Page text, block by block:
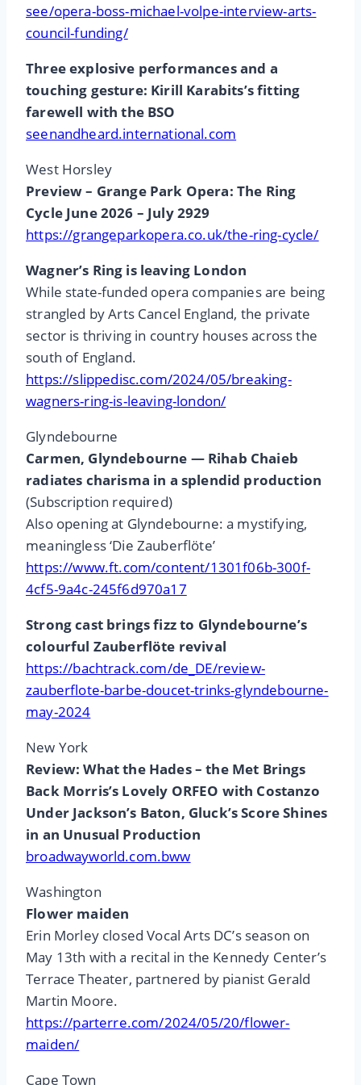
see/opera-boss-michael-volpe-interview-arts-
council-funding/
Three explosive performances and a
touching gesture: Kirill Karabits’s fitting
farewell with the BSO
seenandheard.international.com
West Horsley
Preview – Grange Park Opera: The Ring
Cycle June 2026 – July 2929
https://grangeparkopera.co.uk/the-ring-cycle/
Wagner’s Ring is leaving London
While state-funded opera companies are being
strangled by Arts Cancel England, the private
sector is thriving in country houses across the
south of England.
https://slippedisc.com/2024/05/breaking-
wagners-ring-is-leaving-london/
Glyndebourne
Carmen, Glyndebourne — Rihab Chaieb
radiates charisma in a splendid production
(Subscription required)
Also opening at Glyndebourne: a mystifying,
meaningless ‘Die Zauberflöte’
https://www.ft.com/content/1301f06b-300f-
4cf5-9a4c-245f6d970a17
Strong cast brings fizz to Glyndebourne’s
colourful Zauberflöte revival
https://bachtrack.com/de_DE/review-
zauberflote-barbe-doucet-trinks-glyndebourne-
may-2024
New York
Review: What the Hades – the Met Brings
Back Morris’s Lovely ORFEO with Costanzo
Under Jackson’s Baton, Gluck’s Score Shines
in an Unusual Production
broadwayworld.com.bww
Washington
Flower maiden
Erin Morley closed Vocal Arts DC’s season on
May 13th with a recital in the Kennedy Center’s
Terrace Theater, partnered by pianist Gerald
Martin Moore.
https://parterre.com/2024/05/20/flower-
maiden/
Cape Town